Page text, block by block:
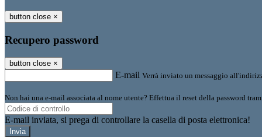
button close ×
Recupero password
button close ×
E-mail Verrà inviato un messaggio
Non hai una e-mail associata al nome utente? Effettua il reset della password
E-mail inviata, si prega di controllare la casella di posta elettronica!